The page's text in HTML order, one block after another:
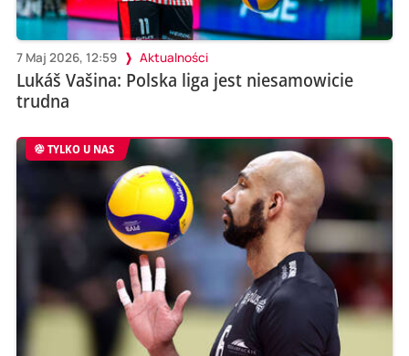
7 Maj 2026, 12:59 Aktualności
Lukáš Vašina: Polska liga jest niesamowicie
trudna
TYLKO U NAS